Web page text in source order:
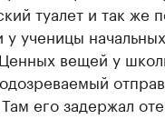
туалет и так же
ученицы начальных
вещей у
его задержал